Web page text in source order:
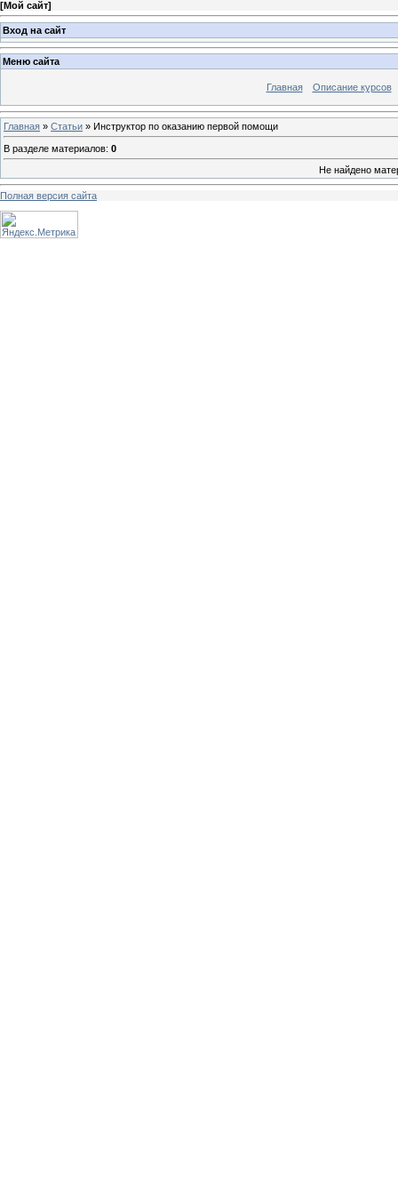
[Мой сайт]
Вход на сайт
Меню сайта
Главная Описание курсов
Главная » Статьи » Инструктор по оказанию первой помощи
В разделе материалов: 0
Не найдено
Полная версия сайта